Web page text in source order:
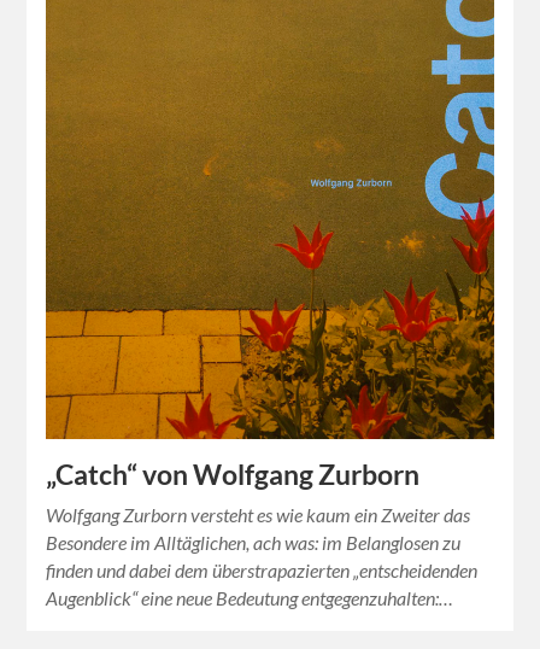
„Catch“ von Wolfgang Zurborn
Wolfgang Zurborn versteht es wie kaum ein Zweiter das
Besondere im Alltäglichen, ach was: im Belanglosen zu
finden und dabei dem überstrapazierten „entscheidenden
Augenblick“ eine neue Bedeutung entgegenzuhalten:…